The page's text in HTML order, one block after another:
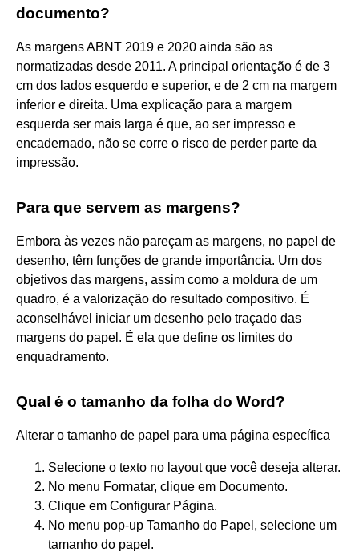
documento?
As margens ABNT 2019 e 2020 ainda são as
normatizadas desde 2011. A principal orientação é de 3
cm dos lados esquerdo e superior, e de 2 cm na margem
inferior e direita. Uma explicação para a margem
esquerda ser mais larga é que, ao ser impresso e
encadernado, não se corre o risco de perder parte da
impressão.
Para que servem as margens?
Embora às vezes não pareçam as margens, no papel de
desenho, têm funções de grande importância. Um dos
objetivos das margens, assim como a moldura de um
quadro, é a valorização do resultado compositivo. É
aconselhável iniciar um desenho pelo traçado das
margens do papel. É ela que define os limites do
enquadramento.
Qual é o tamanho da folha do Word?
Alterar o tamanho de papel para uma página específica
Selecione o texto no layout que você deseja alterar.
No menu Formatar, clique em Documento.
Clique em Configurar Página.
No menu pop-up Tamanho do Papel, selecione um
tamanho do papel.